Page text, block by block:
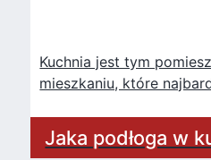
Kuchnia jest tym
mieszkaniu, które
Jaka podłoga w